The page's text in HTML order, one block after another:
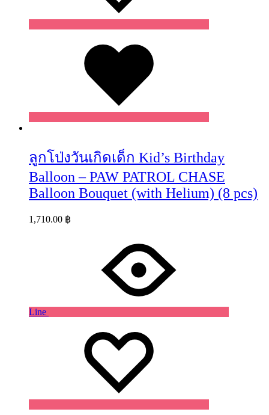
ลูกโป่งวันเกิดเด็ก Kid’s Birthday
Balloon – PAW PATROL CHASE
Balloon Bouquet (with Helium) (8 pcs)
1,710.00 ฿
Line